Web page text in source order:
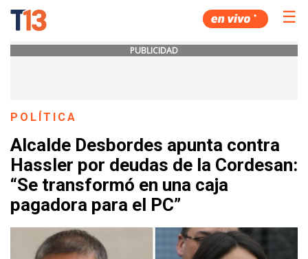
☰
PUBLICIDAD
POLÍTICA
Alcalde Desbordes apunta contra
Hassler por deudas de la Cordesan:
“Se transformó en una caja
pagadora para el PC”